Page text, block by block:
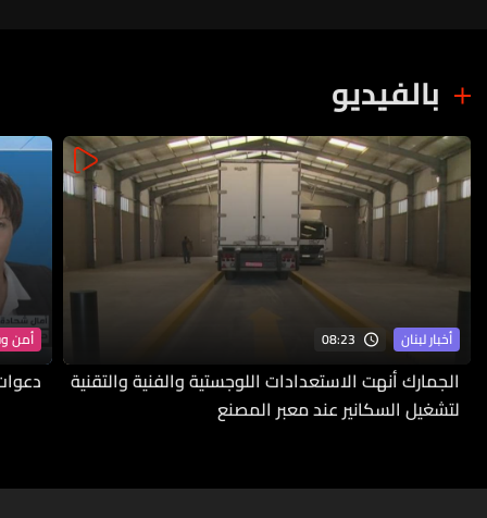
بالفيديو
أخبار لبنان 08:23
الجمارك أنهت الاستعدادات اللوجستية والفنية والتقنية
لتشغيل السكانير عند معبر المصنع
أمن